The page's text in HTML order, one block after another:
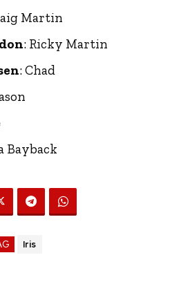
Martin
: Ricky Martin
: Chad
Bayback
Iris